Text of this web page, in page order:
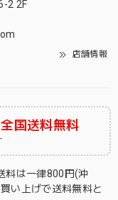
2 2F
店舗情報
全国送料無料
料は一律800円(沖
い上げで送料無料と